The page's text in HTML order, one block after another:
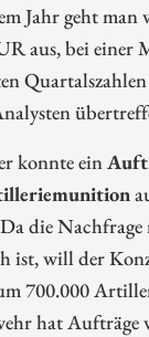
Jahr geht man
aus, bei einer
konnte ein
die
ist, will der
700.000
hat